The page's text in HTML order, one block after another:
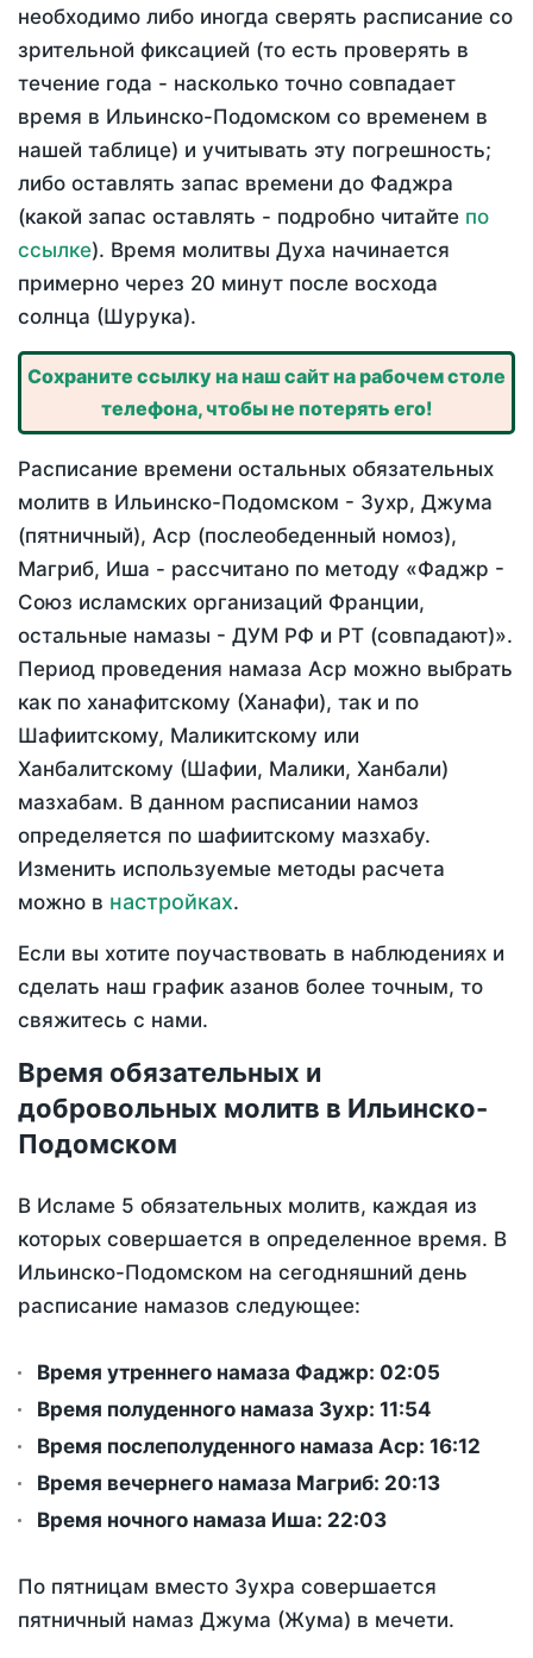
необходимо либо иногда сверять расписание со
зрительной фиксацией (то есть проверять в
течение года - насколько точно совпадает
время в Ильинско-Подомском со временем в
нашей таблице) и учитывать эту погрешность;
либо оставлять запас времени до Фаджра
(какой запас оставлять - подробно читайте по
ссылке). Время молитвы Духа начинается
примерно через 20 минут после восхода
солнца (Шурука).
Сохраните ссылку на наш сайт на рабочем столе
телефона, чтобы не потерять его!
Расписание времени остальных обязательных
молитв в Ильинско-Подомском - Зухр, Джума
(пятничный), Аср (послеобеденный номоз),
Магриб, Иша - рассчитано по методу «Фаджр -
Союз исламских организаций Франции,
остальные намазы - ДУМ РФ и РТ (совпадают)».
Период проведения намаза Аср можно выбрать
как по ханафитскому (Ханафи), так и по
Шафиитскому, Маликитскому или
Ханбалитскому (Шафии, Малики, Ханбали)
мазхабам. В данном расписании намоз
определяется по шафиитскому мазхабу.
Изменить используемые методы расчета
можно в настройках.
Если вы хотите поучаствовать в наблюдениях и
сделать наш график азанов более точным, то
свяжитесь с нами.
Время обязательных и
добровольных молитв в Ильинско-
Подомском
В Исламе 5 обязательных молитв, каждая из
которых совершается в определенное время. В
Ильинско-Подомском на сегодняшний день
расписание намазов следующее:
Время утреннего намаза Фаджр: 02:05
Время полуденного намаза Зухр: 11:54
Время послеполуденного намаза Аср: 16:12
Время вечернего намаза Магриб: 20:13
Время ночного намаза Иша: 22:03
По пятницам вместо Зухра совершается
пятничный намаз Джума (Жума) в мечети.